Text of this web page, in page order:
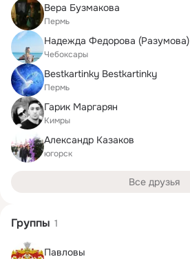
Вера Бузмакова
Пермь
Надежда Федорова (Разумова)
Чебоксары
Bestkartinky Bestkartinky
Пермь
Гарик Маргарян
Кимры
Александр Казаков
югорск
Все друзья
Группы 1
Павловы